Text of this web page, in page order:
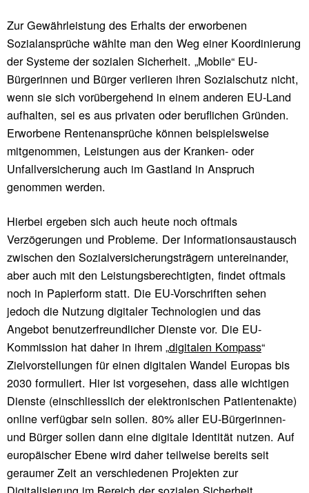
Zur Gewährleistung des Erhalts der erworbenen
Sozialansprüche wählte man den Weg einer Koordinierung
der Systeme der sozialen Sicherheit. „Mobile“ EU-
Bürgerinnen und Bürger verlieren ihren Sozialschutz nicht,
wenn sie sich vorübergehend in einem anderen EU-Land
aufhalten, sei es aus privaten oder beruflichen Gründen.
Erworbene Rentenansprüche können beispielsweise
mitgenommen, Leistungen aus der Kranken- oder
Unfallversicherung auch im Gastland in Anspruch
genommen werden.
Hierbei ergeben sich auch heute noch oftmals
Verzögerungen und Probleme. Der Informationsaustausch
zwischen den Sozialversicherungsträgern untereinander,
aber auch mit den Leistungsberechtigten, findet oftmals
noch in Papierform statt. Die EU-Vorschriften sehen
jedoch die Nutzung digitaler Technologien und das
Angebot benutzerfreundlicher Dienste vor. Die EU-
Kommission hat daher in ihrem „digitalen Kompass“
Zielvorstellungen für einen digitalen Wandel Europas bis
2030 formuliert. Hier ist vorgesehen, dass alle wichtigen
Dienste (einschliesslich der elektronischen Patientenakte)
online verfügbar sein sollen. 80% aller EU-Bürgerinnen-
und Bürger sollen dann eine digitale Identität nutzen. Auf
europäischer Ebene wird daher teilweise bereits seit
geraumer Zeit an verschiedenen Projekten zur